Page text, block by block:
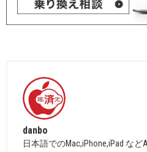
danbo
日本語でのMac,iPhone,iPad など